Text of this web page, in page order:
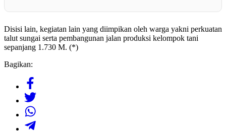
Disisi lain, kegiatan lain yang diimpikan oleh warga yakni perkuatan
talut sungai serta pembangunan jalan produksi kelompok tani
sepanjang 1.730 M. (*)
Bagikan: